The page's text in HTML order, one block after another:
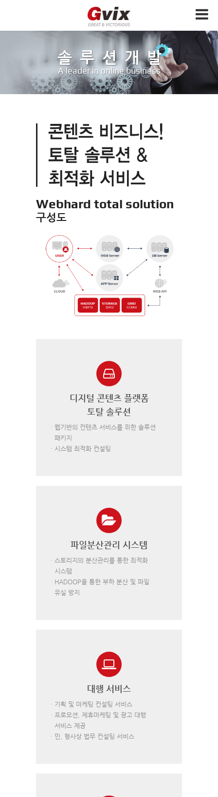
솔루션개발
A leader in online business
Webhard total solution
구성도
디지털 콘텐츠 플랫폼
토탈 솔루션
· 웹기반의 컨텐츠 서비스를 위한 솔루션
패키지
· 시스템 최적화 컨설팅
파일분산관리 시스템
· 스토리지의 분산관리를 통한 최적화
시스템
· HADOOP을 통한 부하 분산 및 파일
유실 방지
대행 서비스
· 기획 및 마케팅 컨설팅 서비스
· 프로모션, 제휴마케팅 및 광고 대행
서비스 제공
· 민, 형사상 법무 컨설팅 서비스